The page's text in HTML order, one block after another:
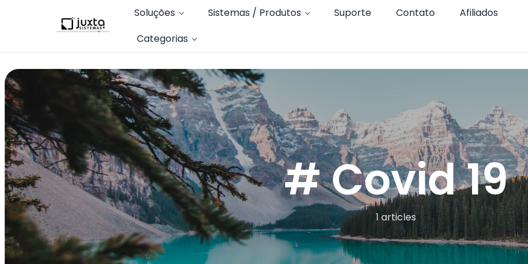
Soluções Sistemas / Produtos Suporte Contato
Afiliados
Categorias
# Covid 19
1 articles